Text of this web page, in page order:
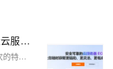
阿里云特价服务器选购攻略：轻量云服务器抢购与云服务器特惠区别与选择指南参考
2026年阿里云为不同预算用户提供了多层次的特价云服务器方案。轻量应用服务器主打极致性价比，38元/年（2核2G/200M带宽）和9.9元/月起（2核4G/200M带宽）两款限时抢购，适合个人建站、开发测试及AI应用快速部署。云服务器ECS则提供99元/年经济型e实例（2核2G/3M固定带宽）和199元/年通用算力型u1实例（2核4G/5M固定带宽），均支持新购续费同价，适合企业长期稳定运行。